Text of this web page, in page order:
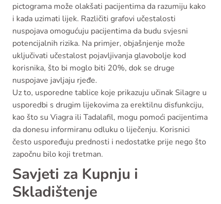
pictograma može olakšati pacijentima da razumiju kako
i kada uzimati lijek. Različiti grafovi učestalosti
nuspojava omogućuju pacijentima da budu svjesni
potencijalnih rizika. Na primjer, objašnjenje može
uključivati učestalost pojavljivanja glavobolje kod
korisnika, što bi moglo biti 20%, dok se druge
nuspojave javljaju rjeđe.
Uz to, usporedne tablice koje prikazuju učinak Silagre u
usporedbi s drugim lijekovima za erektilnu disfunkciju,
kao što su Viagra ili Tadalafil, mogu pomoći pacijentima
da donesu informiranu odluku o liječenju. Korisnici
često uspoređuju prednosti i nedostatke prije nego što
započnu bilo koji tretman.
Savjeti za Kupnju i
Skladištenje